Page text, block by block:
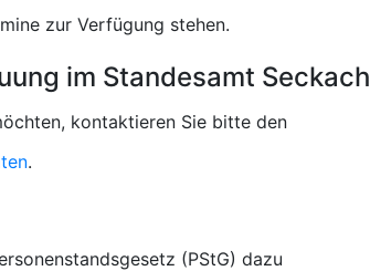
zur Verfügung stehen.
im Standesamt Seckach
kontaktieren Sie bitte den
.
(PStG) dazu